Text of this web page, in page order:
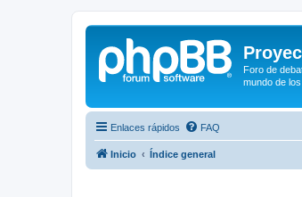
Foro de
mundo de
Enlaces rápidos FAQ
Inicio Índice general